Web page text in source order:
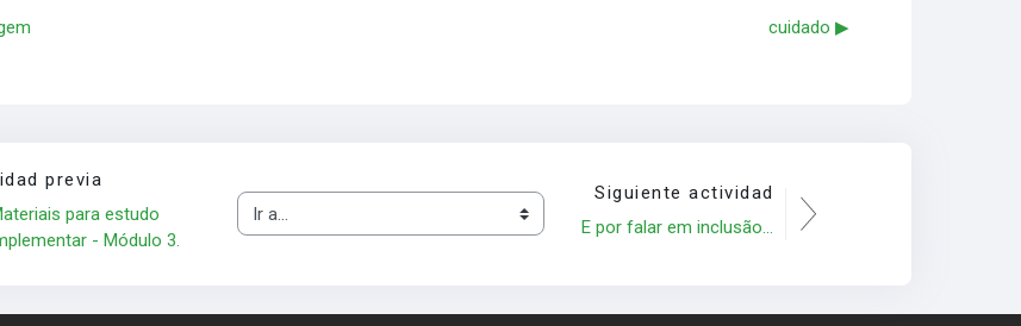
cuidado ▶︎
previa
para estudo
- Módulo 3.
Ir a...
Siguiente actividad
E por falar em inclusão...